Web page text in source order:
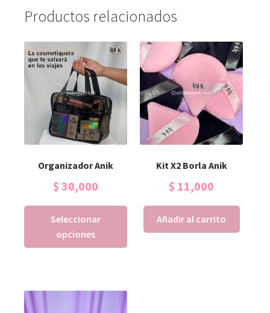
Productos relacionados
Organizador Anik
$ 30,000
Seleccionar
opciones
Kit X2 Borla Anik
$ 11,000
Añadir al carrito